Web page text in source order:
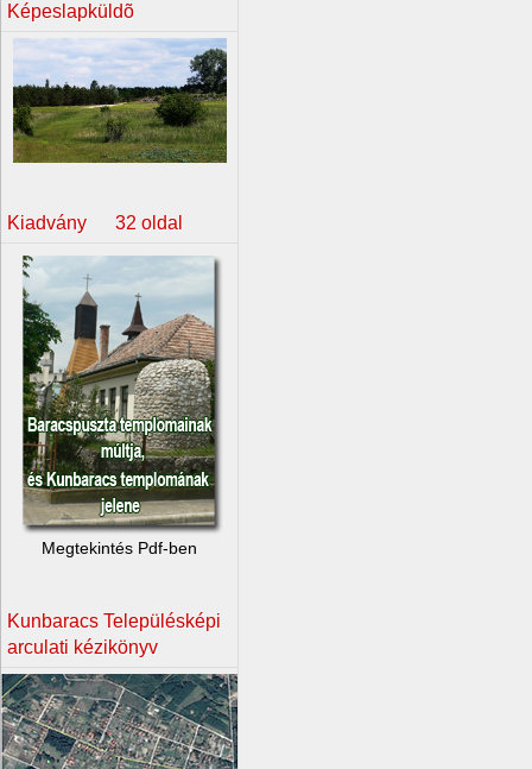
Képeslapküldõ
Kiadvány 32 oldal
Megtekintés Pdf-ben
Kunbaracs Településképi
arculati kézikönyv